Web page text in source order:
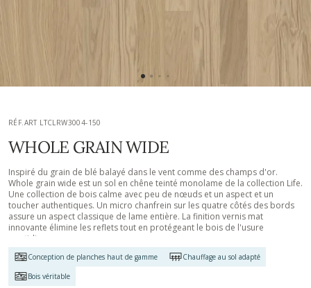
RÉF.ART LTCLRW3004-150
WHOLE GRAIN WIDE
Inspiré du grain de blé balayé dans le vent comme des champs d'or.
Whole grain wide est un sol en chêne teinté monolame de la collection Life.
Une collection de bois calme avec peu de nœuds et un aspect et un
toucher authentiques. Un micro chanfrein sur les quatre côtés des bords
assure un aspect classique de lame entière. La finition vernis mat
innovante élimine les reflets tout en protégeant le bois de l'usure
quotidienne.
Conception de planches haut de gamme
Chauffage au sol adapté
Bois véritable